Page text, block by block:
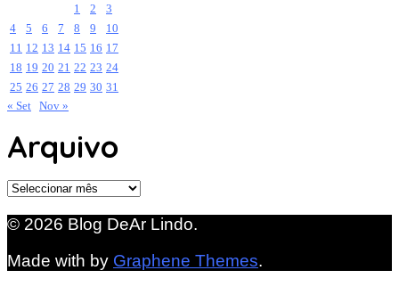
1
2
3
4
5 6 7 8 9
10
11 12 13 14 15 16 17
18 19 20 21 22 23 24
25 26 27 28 29 30 31
« Set Nov »
Arquivo
Arquivo
© 2026 Blog DeAr Lindo.
Made with by Graphene Themes.